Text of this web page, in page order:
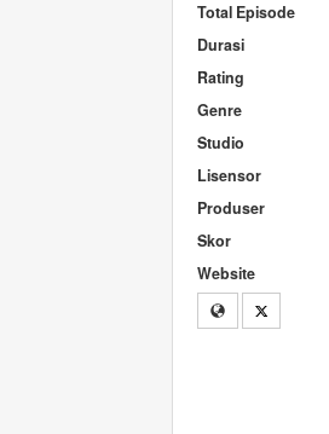
Total Episode
Durasi
Rating
Genre
Studio
Lisensor
Produser
Skor
Website